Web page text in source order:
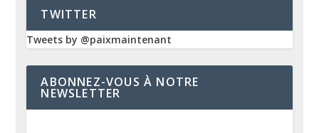
TWITTER
Tweets by @paixmaintenant
ABONNEZ-VOUS À NOTRE
NEWSLETTER